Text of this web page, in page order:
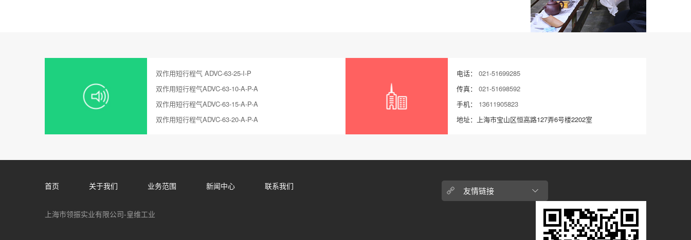
双作用短行程气 ADVC-63-25-I-P
双作用短行程气ADVC-63-10-A-P-A
双作用短行程气ADVC-63-15-A-P-A
双作用短行程气ADVC-63-20-A-P-A
电话：
021-51699285
传真：
021-51698592
手机：
13611905823
地址：上海市宝山区恒高路127弄6号楼2202室
首页 关于我们 业务范围 新闻中心 联系我们
上海市领振实业有限公司-皇维工业
友情链接